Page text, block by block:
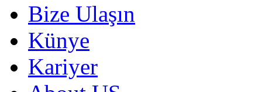
Bize Ulaşın
Künye
Kariyer